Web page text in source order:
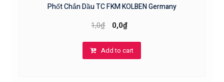
Phốt Chắn Dầu TC FKM KOLBEN Germany
1,0₫ 0,0₫
Add to cart